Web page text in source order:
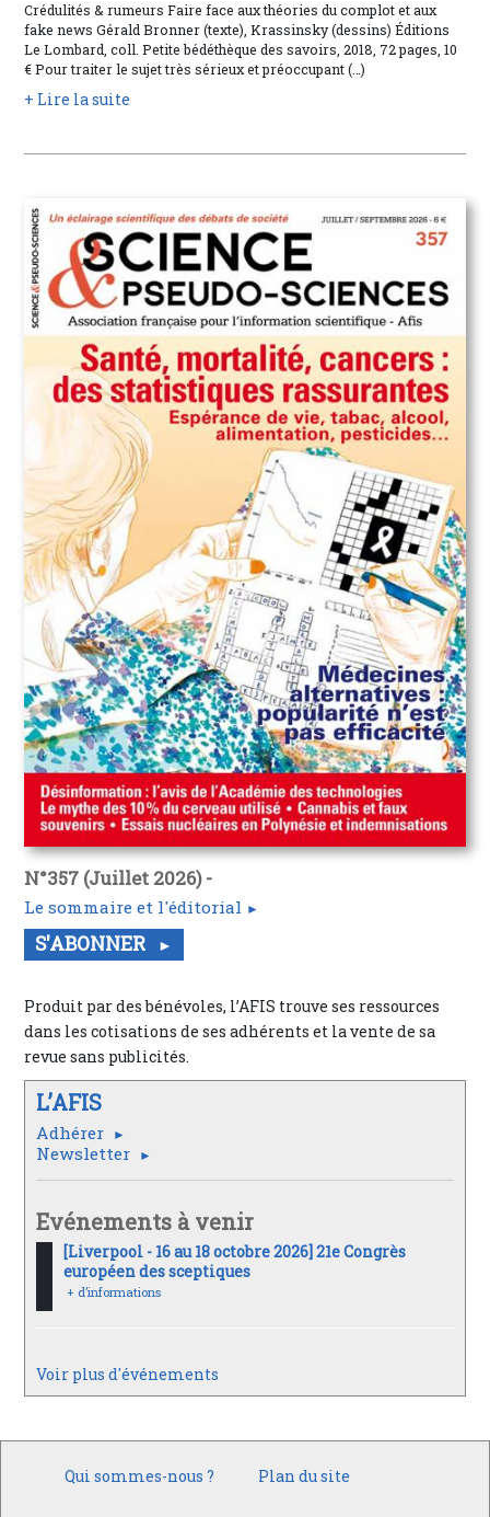
Crédulités & rumeurs Faire face aux théories du complot et aux
fake news Gérald Bronner (texte), Krassinsky (dessins) Éditions
Le Lombard, coll. Petite bédéthèque des savoirs, 2018, 72 pages, 10
€ Pour traiter le sujet très sérieux et préoccupant (…)
+ Lire la suite
N°357 (Juillet 2026) -
Le sommaire et l'éditorial
S'ABONNER
Produit par des bénévoles, l’AFIS trouve ses ressources
dans les cotisations de ses adhérents et la vente de sa
revue sans publicités.
L’AFIS
Adhérer
Newsletter
Evénements à venir
[Liverpool - 16 au 18 octobre 2026] 21e Congrès
européen des sceptiques
+ d’informations
Voir plus d'événements
Qui sommes-nous ? Plan du site